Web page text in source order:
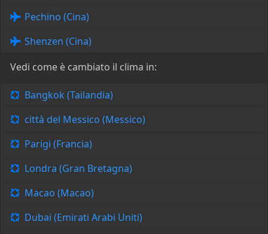
Pechino (Cina)
Shenzen (Cina)
Vedi come è cambiato il clima in:
Bangkok (Tailandia)
città del Messico (Messico)
Parigi (Francia)
Londra (Gran Bretagna)
Macao (Macao)
Dubai (Emirati Arabi Uniti)